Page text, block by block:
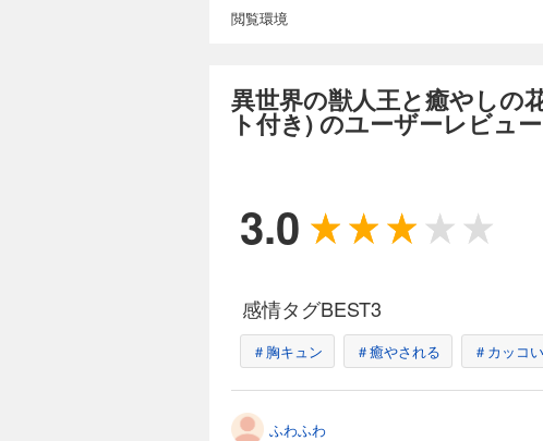
閲覧環境
異世界の獣人王と癒やしの
ト付き) のユーザーレビュー
3.0
感情タグBEST3
＃胸キュン ＃癒やされる ＃カッコ
ふわふわ